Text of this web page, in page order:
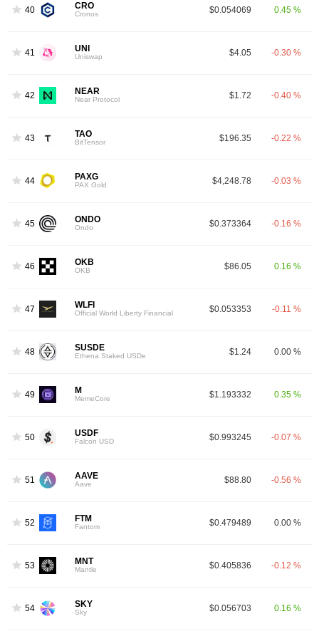
40 CRO
Cronos $0.054069 0.45 %
41 UNI
Uniswap $4.05 -0.30 %
42 NEAR
Near Protocol $1.72 -0.40 %
43 TAO
BitTensor $196.35 -0.22 %
44 PAXG
PAX Gold $4,248.78 -0.03 %
45 ONDO
Ondo $0.373364 -0.16 %
46 OKB
OKB $86.05 0.16 %
47 WLFI
Official World Liberty Financial $0.053353 -0.11 %
48 SUSDE
Ethena Staked USDe $1.24 0.00 %
49 M
MemeCore $1.193332 0.35 %
50 USDF
Falcon USD $0.993245 -0.07 %
51 AAVE
Aave $88.80 -0.56 %
52 FTM
Fantom $0.479489 0.00 %
53 MNT
Mantle $0.405836 -0.12 %
54 SKY
Sky $0.056703 0.16 %